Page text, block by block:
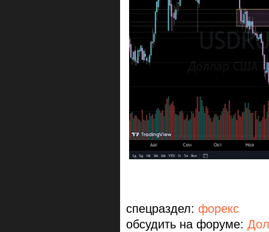
спецраздел: форекс
обсудить на форуме: